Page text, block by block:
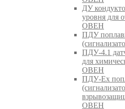
ДУ
уровня для
ОВЕН
ПДУ
ПДУ-4.1
для
ОВЕН
ПДУ-Ex
ОВЕН